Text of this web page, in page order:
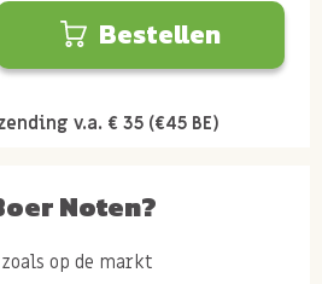
Bestellen
v.a. € 35 (€45 BE)
Noten?
zoals op de markt